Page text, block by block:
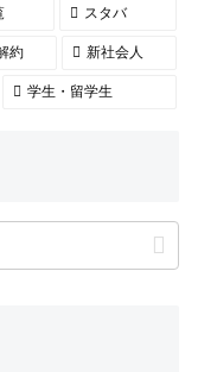
スタバ
約 新社会人
学生・留学生